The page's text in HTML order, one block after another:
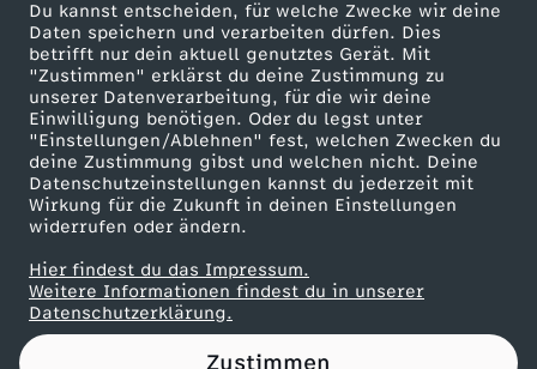
Du kannst entscheiden, für welche Zwecke wir deine
Daten speichern und verarbeiten dürfen. Dies
betrifft nur dein aktuell genutztes Gerät. Mit
"Zustimmen" erklärst du deine Zustimmung zu
unserer Datenverarbeitung, für die wir deine
Einwilligung benötigen. Oder du legst unter
"Einstellungen/Ablehnen" fest, welchen Zwecken du
deine Zustimmung gibst und welchen nicht. Deine
Datenschutzeinstellungen kannst du jederzeit mit
Wirkung für die Zukunft in deinen Einstellungen
widerrufen oder ändern.
Hier findest du das Impressum.
Weitere Informationen findest du in unserer
Datenschutzerklärung.
Zustimmen
ZDF goes Schule
Werbefernsehen
Mainzelmännchen
Partner